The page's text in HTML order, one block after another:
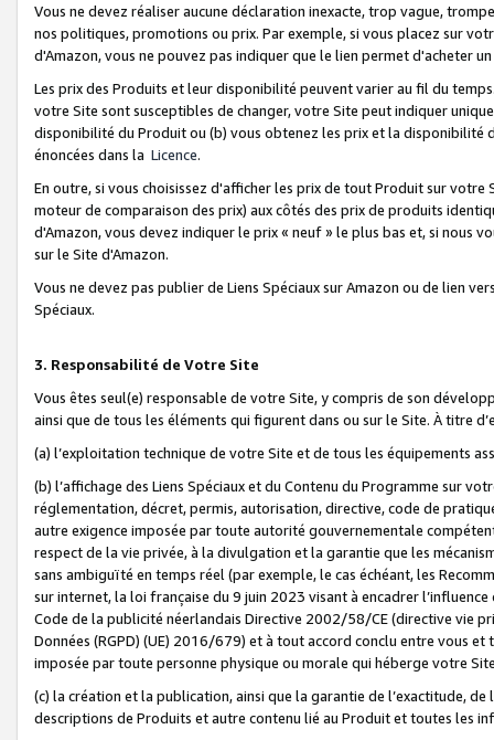
Vous ne devez réaliser aucune déclaration inexacte, trop vague,
nos politiques, promotions ou prix. Par exemple, si vous placez sur
d'Amazon, vous ne pouvez pas indiquer que le lien permet d'acheter
Les prix des Produits et leur disponibilité peuvent varier au fil du
votre Site sont susceptibles de changer, votre Site peut indiquer
disponibilité du Produit ou (b) vous obtenez les prix et la disponibilité
énoncées dans la Licence.
En outre, si vous choisissez d'afficher les prix de tout Produit sur
moteur de comparaison des prix) aux côtés des prix de produits
d'Amazon, vous devez indiquer le prix « neuf » le plus bas et, si nous
sur le Site d'Amazon.
Vous ne devez pas publier de Liens Spéciaux sur Amazon ou de lien
Spéciaux.
3. Responsabilité de Votre Site
Vous êtes seul(e) responsable de votre Site, y compris de son
ainsi que de tous les éléments qui figurent dans ou sur le Site. À titre
(a) l’exploitation technique de votre Site et de tous les équipements
(b) l’affichage des Liens Spéciaux et du Contenu du Programme sur
réglementation, décret, permis, autorisation, directive, code de
autre exigence imposée par toute autorité gouvernementale
respect de la vie privée, à la divulgation et la garantie que les
sans ambiguïté en temps réel (par exemple, le cas échéant, les
sur internet, la loi française du 9 juin 2023 visant à encadrer
Code de la publicité néerlandais Directive 2002/58/CE (directive vie
Données (RGPD) (UE) 2016/679) et à tout accord conclu entre vous
imposée par toute personne physique ou morale qui héberge votre
(c) la création et la publication, ainsi que la garantie de l’exactitude,
descriptions de Produits et autre contenu lié au Produit et toutes les